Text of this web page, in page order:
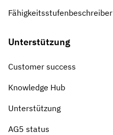
Fähigkeitsstufenbeschreiber
Unterstützung
Customer success
Knowledge Hub
Unterstützung
AG5 status